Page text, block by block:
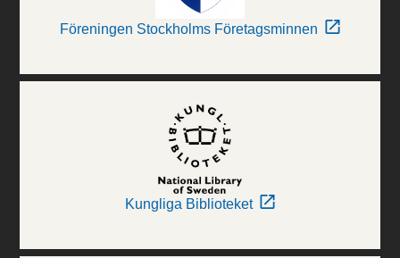
Föreningen Stockholms Företagsminnen
Kungliga Biblioteket